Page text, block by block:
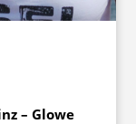
– Glowe